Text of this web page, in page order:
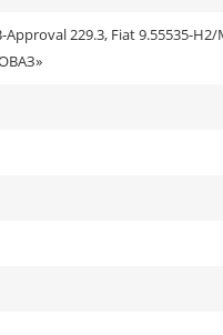
Approval 229.3, Fiat 9.55535-